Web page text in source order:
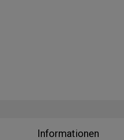
Informationen